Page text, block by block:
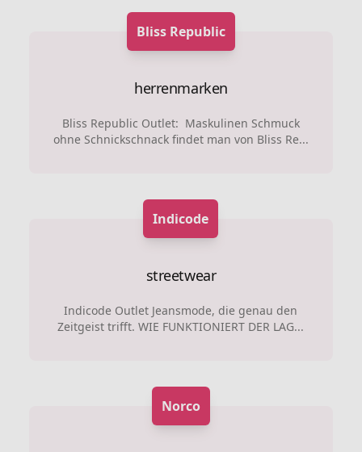
Bliss Republic
herrenmarken
Bliss Republic Outlet: Maskulinen Schmuck
ohne Schnickschnack findet man von Bliss Re...
Indicode
streetwear
Indicode Outlet Jeansmode, die genau den
Zeitgeist trifft. WIE FUNKTIONIERT DER LAG...
Norco